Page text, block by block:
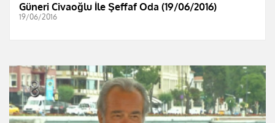
Güneri Civaoğlu İle Şeffaf Oda (19/06/2016)
19/06/2016